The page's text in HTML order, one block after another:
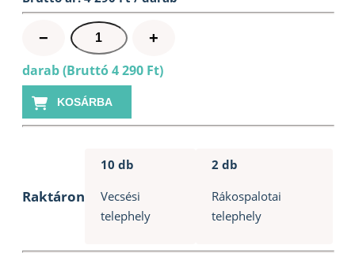
−
Mellis
finn
tőzeg
szaunaméz
krém
mennyiség
+
darab (Bruttó 4 290 Ft)
KOSÁRBA
Raktáron
10 db
Vecsési
telephely
2 db
Rákospalotai
telephely